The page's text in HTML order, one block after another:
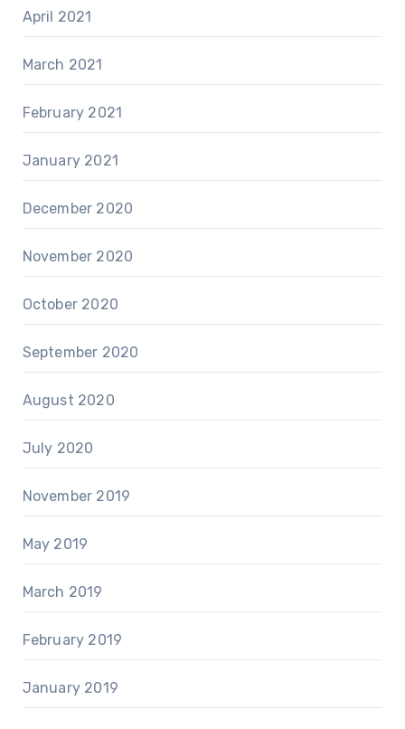
April 2021
March 2021
February 2021
January 2021
December 2020
November 2020
October 2020
September 2020
August 2020
July 2020
November 2019
May 2019
March 2019
February 2019
January 2019